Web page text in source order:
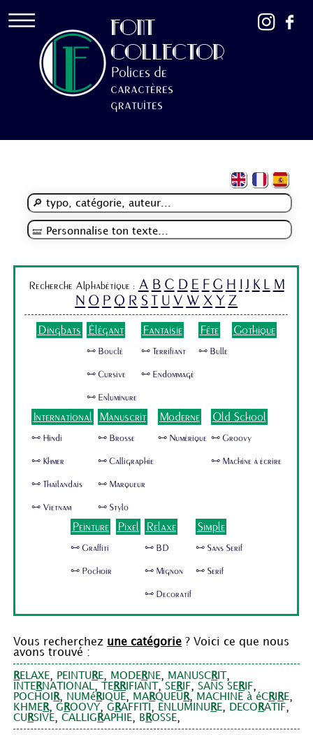
FONT
COLLECTOR
Polices de
caractères
gratuites
Recherche Alphabétique : A B C D E F G H I J K L M
N O P Q R S T U V W X Y Z
Dingbats Élégant
🜺 Bouclé
🜺 Cursive
🜺 Enluminure
Fantaisie
🜺 Terrifiant
🜺 Endommagé
Fête
🜺 Bulle
Gothique
International
🜺 Hindi
🜺 Khmer
🜺 Thaïlandais
🜺 Vietnam
Manuscrit
🜺 Brosse
🜺 Calligraphie
🜺 Marqueur
🜺 Stylo
Moderne
🜺 Numérique
Old School
🜺 Groovy
🜺 Machine à écrire
Peinture
🜺 Graffiti
🜺 Pochoir
Pixel Relaxe
🜺 BD
🜺 Mignon
🜺 Decoratif
Simple
🜺 Sans Serif
🜺 Serif
Vous recherchez une catégorie ? Voici ce que nous
avons trouvé :
RELAXE, PEINTU RE, MODE RNE, MANUSC RIT ,
INTE RNATIONAL, TE RRIFIANT ,SE RIF,SANS SE RIF,
POCHOI R, NUMé RIQUE, MA RQUEU R, MACHINE à éC RI RE,
KHME R,G ROOVY,G RAFFITI , ENLUMINU RE, DECO RATIF,
CU RSIVE,CALLIG RAPHIE, B ROSSE,